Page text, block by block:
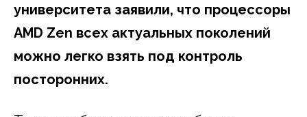
университета заявили, что процессоры
AMD Zen всех актуальных поколений
можно легко взять под контроль
посторонних.